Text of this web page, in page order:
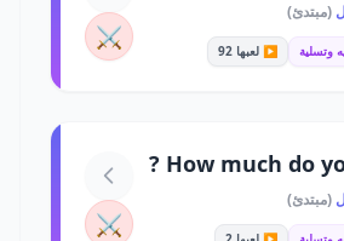
(مبتدئ)
وتسلية ▶️ لعبها 92 ⚔️
How much do
(مبتدئ)
⚔️